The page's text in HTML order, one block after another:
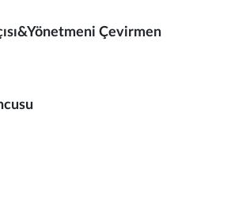
Çevirmen